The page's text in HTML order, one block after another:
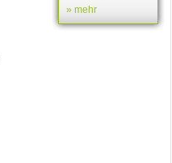
» mehr